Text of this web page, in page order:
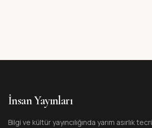
İnsan Yayınları
Bilgi ve kültür yayıncılığında yarım asırlık